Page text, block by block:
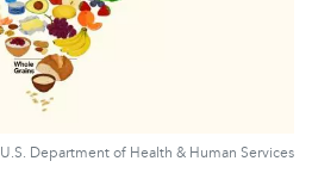
U.S. Department of Health & Human Services